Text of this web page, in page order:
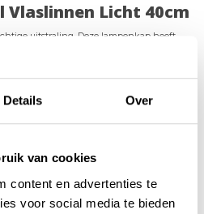
Details Over
van cookies
content en advertenties te
voor social media te bieden
Vlaslinnen Licht 40cm
uitstraling. Deze lampenkap heeft
op verschillende manieren
PVC.
dat je nog maar zelden ziet.
(BxDxH)